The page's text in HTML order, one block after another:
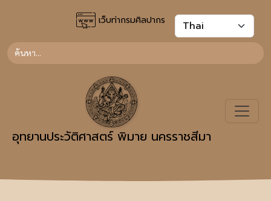
เว็บท่ากรมศิลปากร
อุทยานประวัติศาสตร์ พิมาย นครราชสีมา